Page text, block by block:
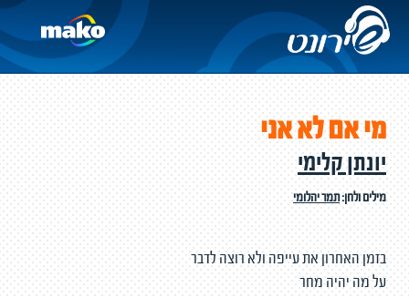
מי אם לא אני
יונתן קלימי
מילים ולחן:תמר יהלומי
בזמן האחרון את עייפה ולא רוצה לדבר
על מה יהיה מחר